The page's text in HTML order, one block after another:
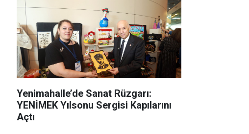
Yenimahalle’de Sanat Rüzgarı:
YENİMEK Yılsonu Sergisi Kapılarını
Açtı